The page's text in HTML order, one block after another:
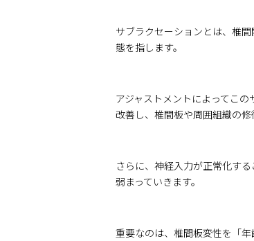
サブラクセーションとは、椎
態を指します。
アジャストメントによってこ
改善し、椎間板や周囲組織の修
さらに、神経入力が正常化す
弱まっていきます。
重要なのは、椎間板変性を「